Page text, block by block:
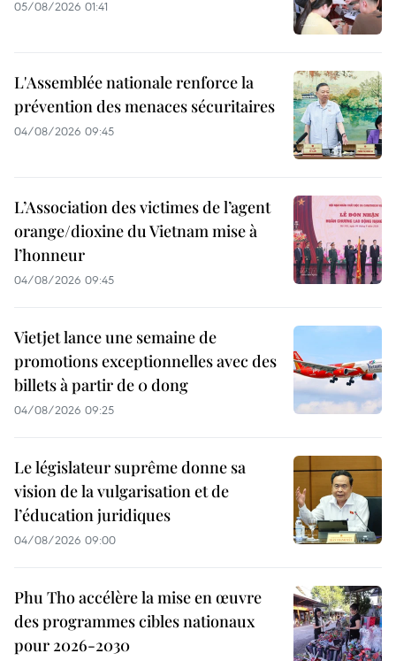
05/08/2026 01:41
L'Assemblée nationale renforce la
prévention des menaces sécuritaires
04/08/2026 09:45
L’Association des victimes de l’agent
orange/dioxine du Vietnam mise à
l’honneur
04/08/2026 09:45
Vietjet lance une semaine de
promotions exceptionnelles avec des
billets à partir de 0 dong
04/08/2026 09:25
Le législateur suprême donne sa
vision de la vulgarisation et de
l’éducation juridiques
04/08/2026 09:00
Phu Tho accélère la mise en œuvre
des programmes cibles nationaux
pour 2026-2030